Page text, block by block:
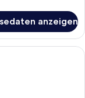
anzeigen
Wohnbereich mit